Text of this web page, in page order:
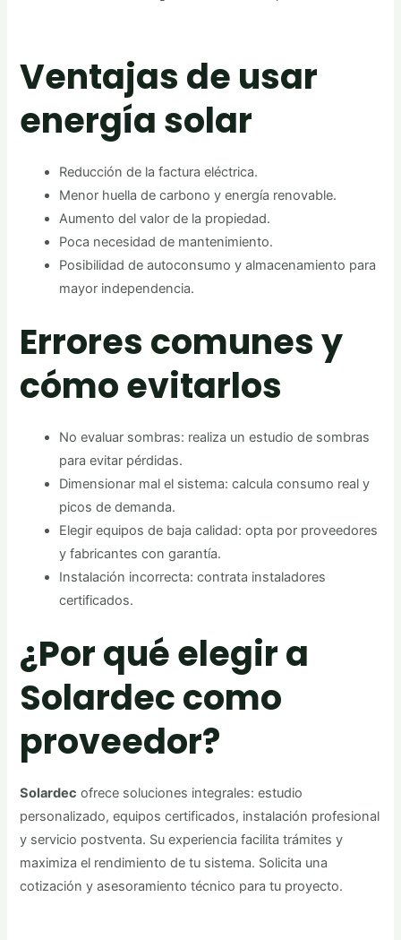
Ventajas de usar
energía solar
Reducción de la factura eléctrica.
Menor huella de carbono y energía renovable.
Aumento del valor de la propiedad.
Poca necesidad de mantenimiento.
Posibilidad de autoconsumo y almacenamiento para
mayor independencia.
Errores comunes y
cómo evitarlos
No evaluar sombras: realiza un estudio de sombras
para evitar pérdidas.
Dimensionar mal el sistema: calcula consumo real y
picos de demanda.
Elegir equipos de baja calidad: opta por proveedores
y fabricantes con garantía.
Instalación incorrecta: contrata instaladores
certificados.
¿Por qué elegir a
Solardec como
proveedor?
Solardec ofrece soluciones integrales: estudio
personalizado, equipos certificados, instalación profesional
y servicio postventa. Su experiencia facilita trámites y
maximiza el rendimiento de tu sistema. Solicita una
cotización y asesoramiento técnico para tu proyecto.